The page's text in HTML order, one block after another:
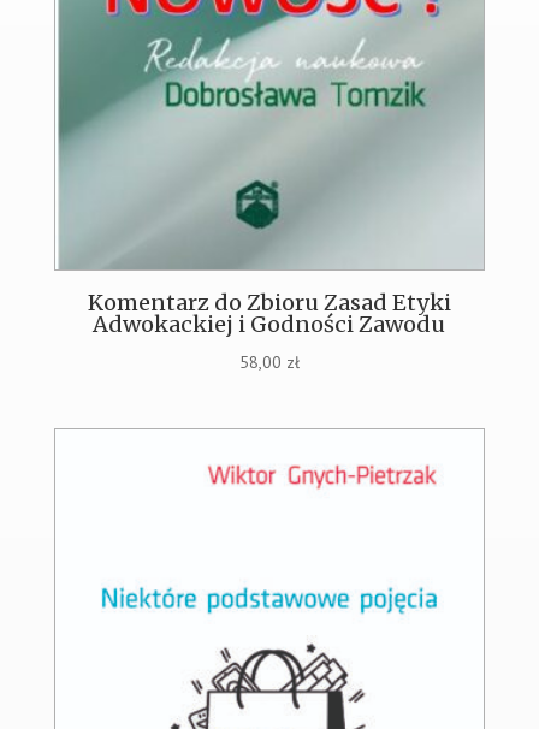
Komentarz do Zbioru Zasad Etyki
Adwokackiej i Godności Zawodu
58,00 zł